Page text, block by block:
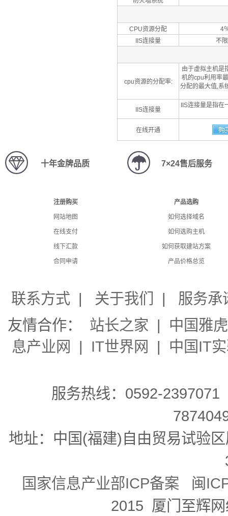
CPU资源分配
4
IIS连接量
不
cpu资源的分配率:
由于虚拟主机是
机的cpu利用率
分配的最大值,系
IIS连接量
IIS连接量是指
在线开通
十年金牌品质 7×24售后服务
注册购买
网站地图
在线支付
线下汇款
合同申请
产品选购
如何选择域名
如何选购主机
如何获取建站方案
产品价格总览
联系方式 | 关于我们 | 服务承
友情合作：
站长之家 | 中国雅虎
息产业网
| IT世界网 | 中国IT
服务热线：0592-
地址：中国(福建)自由贸易试验
国家信息产业部ICP备案 闽
2015 厦门至辉